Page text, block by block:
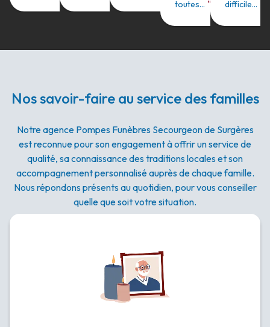
toutes... ” Lire plus
difficile...
Nos savoir-faire au service des familles
Notre agence Pompes Funèbres Secourgeon de Surgères
est reconnue pour son engagement à offrir un service de
qualité, sa connaissance des traditions locales et son
accompagnement personnalisé auprès de chaque famille.
Nous répondons présents au quotidien, pour vous conseiller
quelle que soit votre situation.